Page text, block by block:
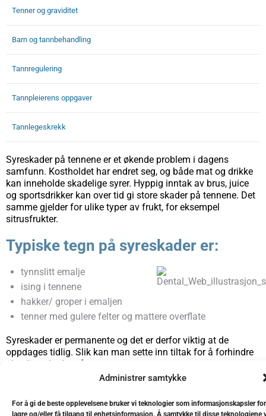
Administrer samtykke
For å gi de beste opplevelsene bruker vi teknologier som informasjonskapsler
lagre og/eller få tilgang til enhetsinformasjon. Å samtykke til disse teknologiene
Tenner og graviditet
Barn og tannbehandling
Tannregulering
Tannpleierens oppgaver
Tannlegeskrekk
Syreskader på tennene er et økende problem i dagens
samfunn. Kostholdet har endret seg, og både mat og drikke
kan inneholde skadelige syrer. Hyppig inntak av brus, juice
og sportsdrikker kan over tid gi store skader på tennene. Det
samme gjelder for ulike typer av frukt, for eksempel
sitrusfrukter.
Typiske tegn på syreskader er:
tynnslitt emalje
ising i tennene
hakker/ groper i emaljen
tenner med gulere felter og mattere overflate
Syreskader er permanente og det er derfor viktig at de
oppdages tidlig. Slik kan man sette inn tiltak for å forhindre
alvorlige skader på tennene.